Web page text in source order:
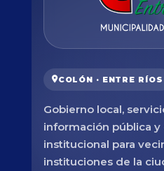
COLÓN · ENTRE RÍOS
Gobierno local,
información pública
institucional para
instituciones de la